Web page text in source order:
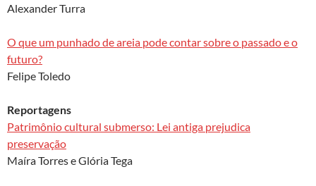
Alexander Turra
O que um punhado de areia pode contar sobre o passado e o
futuro?
Felipe Toledo
Reportagens
Patrimônio cultural submerso: Lei antiga prejudica
preservação
Maíra Torres e Glória Tega